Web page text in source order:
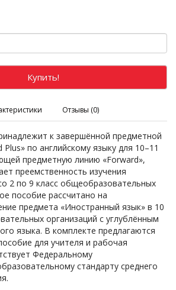
Купить!
Отзывы (0)
к завершённой предметной
по английскому языку для 10–11
предметную линию «Forward»,
преемственность изучения
2 по 9 класс общеобразовательных
пособие рассчитано на
предмета «Иностранный язык» в 10
организаций с углублённым
языка. В комплекте предлагаются
для учителя и рабочая
Федеральному
стандарту среднего